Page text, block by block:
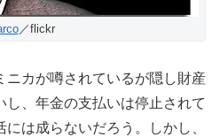
／flickr
ニカが噂されているが隠し財産
、年金の支払いは停止されて
は成らないだろう。しかし、